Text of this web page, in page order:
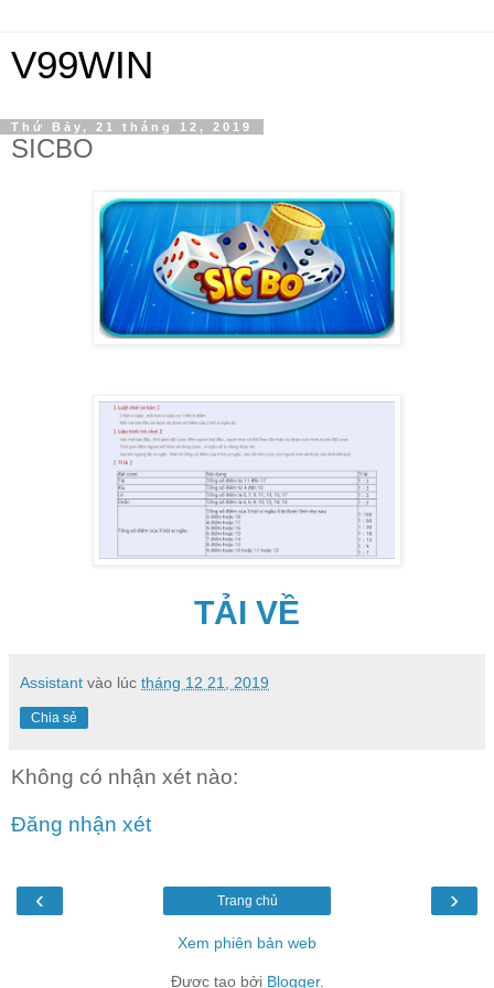
V99WIN
Thứ Bảy, 21 tháng 12, 2019
SICBO
TẢI VỀ
Assistant vào lúc tháng 12 21, 2019
Chia sẻ
Không có nhận xét nào:
Đăng nhận xét
‹ ›
Trang chủ
Xem phiên bản web
Được tạo bởi Blogger.